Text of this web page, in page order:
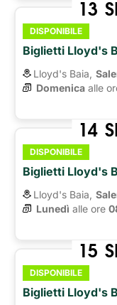
13
DISPONIBILE
Biglietti Lloyd's
Lloyd's Baia,
Domenica alle
14
DISPONIBILE
Biglietti Lloyd's
Lloyd's Baia,
Lunedì alle ore
15
DISPONIBILE
Biglietti Lloyd's